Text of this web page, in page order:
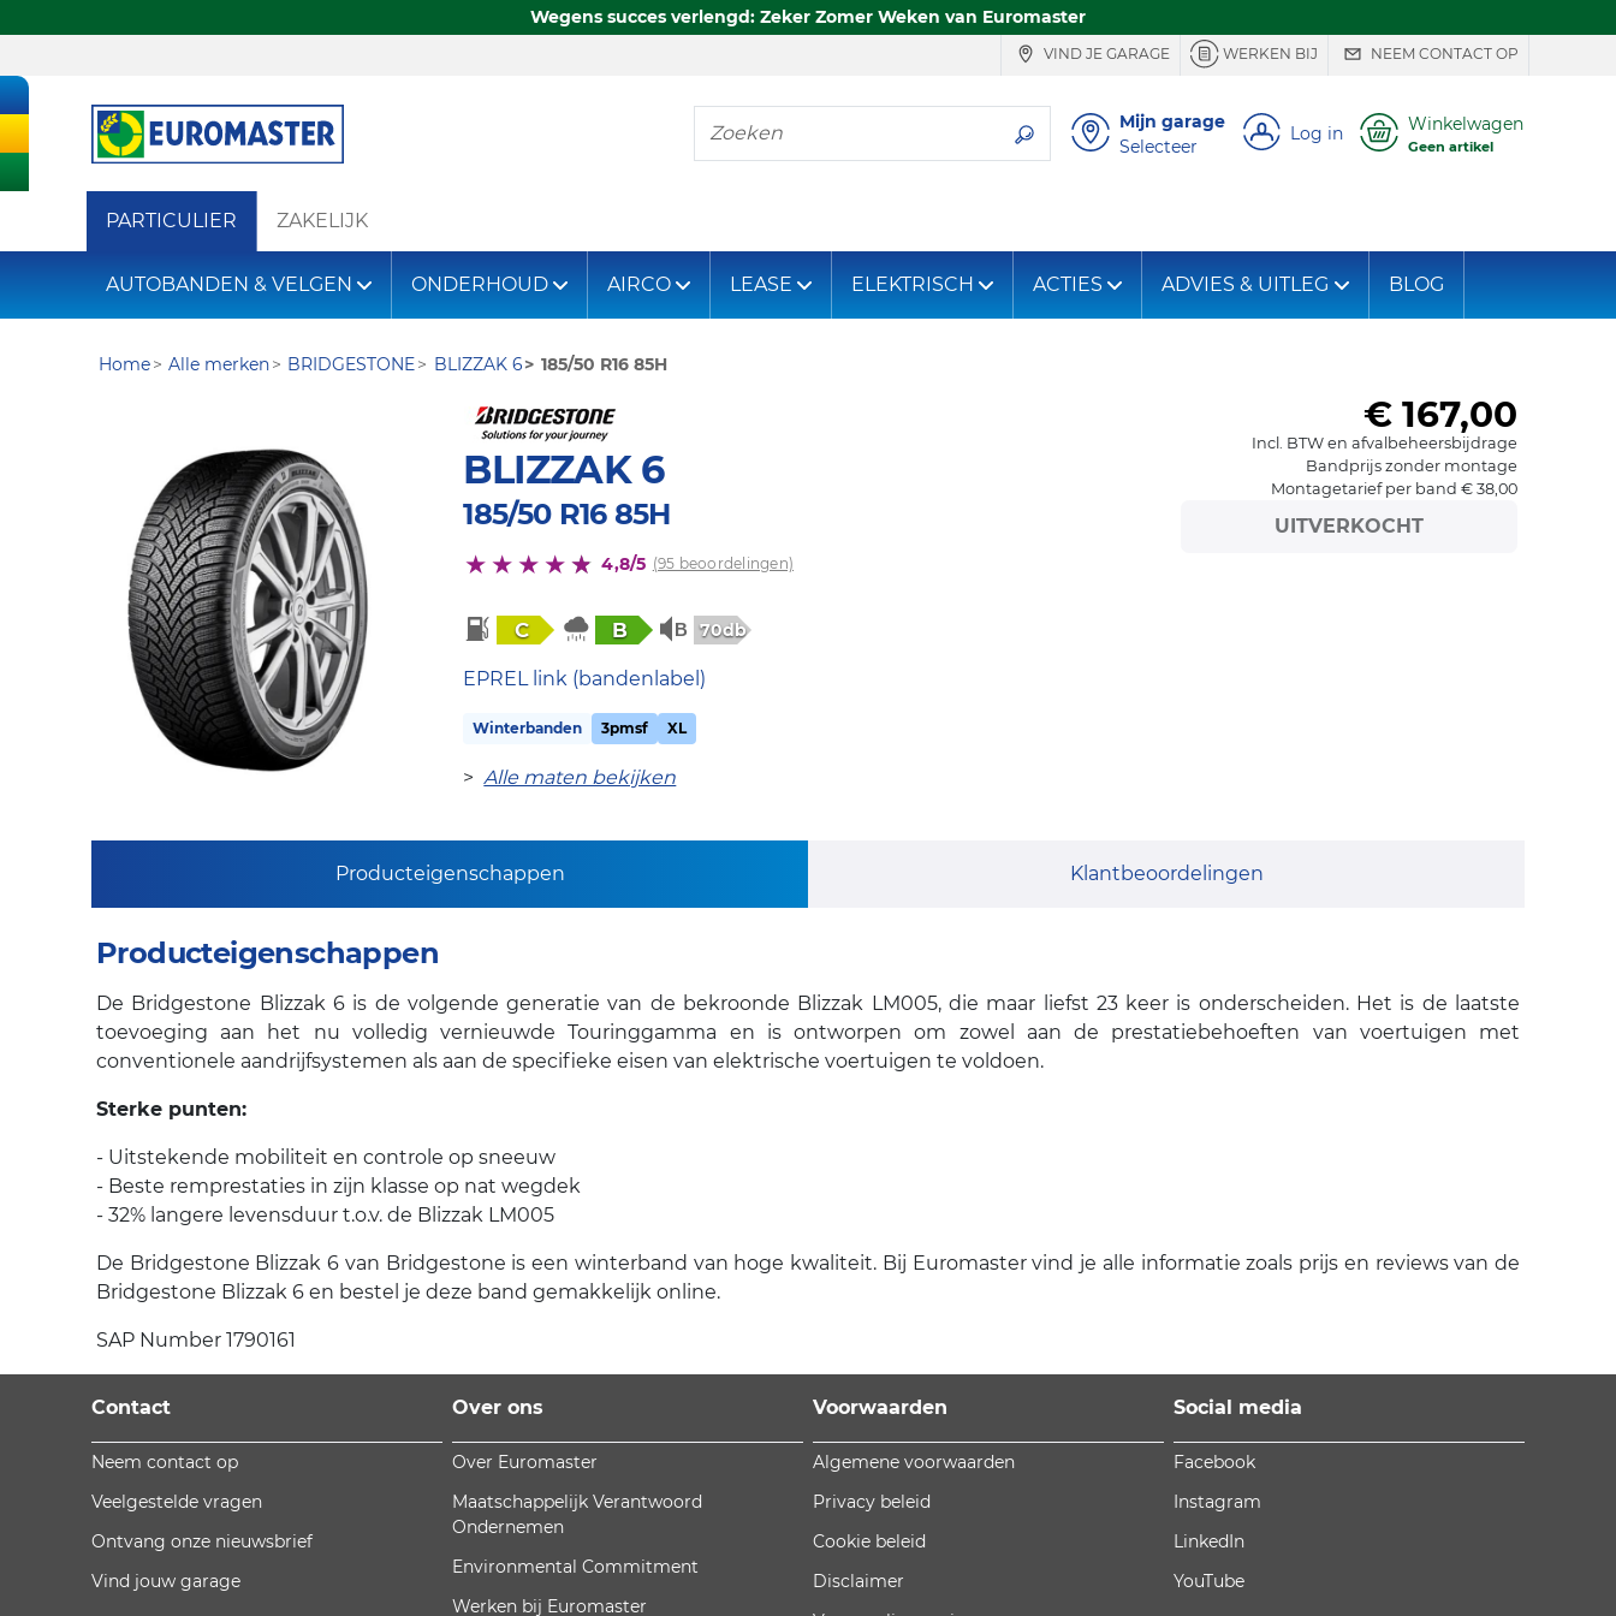
Wegens succes verlengd: Zeker Zomer Weken van Euromaster
VIND JE GARAGE WERKEN BIJ NEEM CONTACT OP
Zoeken
Mijn garage
Selecteer
Log in Winkelwagen
Geen artikel
PARTICULIER ZAKELIJK
AUTOBANDEN & VELGEN ONDERHOUD AIRCO LEASE ELEKTRISCH ACTIES ADVIES & UITLEG BLOG
Home Alle merken BRIDGESTONE BLIZZAK 6 185/50 R16 85H
BLIZZAK 6
185/50 R16 85H
4,8/5 (95 beoordelingen)
C B 70db
EPREL link (bandenlabel)
Winterbanden 3pmsf XL
>Alle maten bekijken
€ 167,00
Incl. BTW en afvalbeheersbijdrage
Bandprijs zonder montage
Montagetarief per band € 38,00
UITVERKOCHT
Producteigenschappen Klantbeoordelingen
Producteigenschappen
De Bridgestone Blizzak 6 is de volgende generatie van de bekroonde Blizzak LM005, die maar liefst 23 keer is onderscheiden. Het is de laatste
toevoeging aan het nu volledig vernieuwde Touringgamma en is ontworpen om zowel aan de prestatiebehoeften van voertuigen met
conventionele aandrijfsystemen als aan de specifieke eisen van elektrische voertuigen te voldoen.
Sterke punten:
- Uitstekende mobiliteit en controle op sneeuw
- Beste remprestaties in zijn klasse op nat wegdek
- 32% langere levensduur t.o.v. de Blizzak LM005
De Bridgestone Blizzak 6 van Bridgestone is een winterband van hoge kwaliteit. Bij Euromaster vind je alle informatie zoals prijs en reviews van de
Bridgestone Blizzak 6 en bestel je deze band gemakkelijk online.
SAP Number 1790161
Contact
Neem contact op
Veelgestelde vragen
Ontvang onze nieuwsbrief
Vind jouw garage
Over ons
Over Euromaster
Maatschappelijk Verantwoord
Ondernemen
Environmental Commitment
Werken bij Euromaster
Voorwaarden
Algemene voorwaarden
Privacy beleid
Cookie beleid
Disclaimer
Social media
Facebook
Instagram
LinkedIn
YouTube